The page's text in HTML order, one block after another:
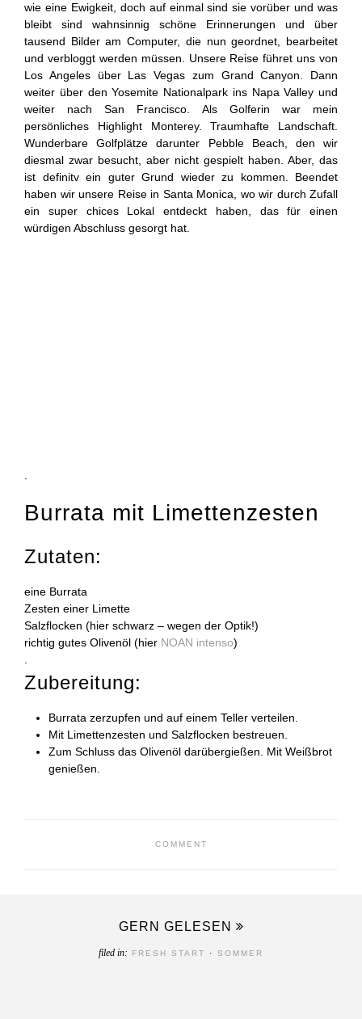
wie eine Ewigkeit, doch auf einmal sind sie vorüber und was
bleibt sind wahnsinnig schöne Erinnerungen und über
tausend Bilder am Computer, die nun geordnet, bearbeitet
und verbloggt werden müssen. Unsere Reise führet uns von
Los Angeles über Las Vegas zum Grand Canyon. Dann
weiter über den Yosemite Nationalpark ins Napa Valley und
weiter nach San Francisco. Als Golferin war mein
persönliches Highlight Monterey. Traumhafte Landschaft.
Wunderbare Golfplätze darunter Pebble Beach, den wir
diesmal zwar besucht, aber nicht gespielt haben. Aber, das
ist definitv ein guter Grund wieder zu kommen. Beendet
haben wir unsere Reise in Santa Monica, wo wir durch Zufall
ein super chices Lokal entdeckt haben, das für einen
würdigen Abschluss gesorgt hat.
Burrata mit Limettenzesten
Zutaten:
eine Burrata
Zesten einer Limette
Salzflocken (hier schwarz – wegen der Optik!)
richtig gutes Olivenöl (hier NOAN intenso)
Zubereitung:
Burrata zerzupfen und auf einem Teller verteilen.
Mit Limettenzesten und Salzflocken bestreuen.
Zum Schluss das Olivenöl darübergießen. Mit Weißbrot
genießen.
COMMENT
GERN GELESEN
filed in: FRESH START · SOMMER